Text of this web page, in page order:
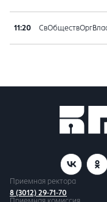
11:20
Приемная ректора
8 (3012) 29-71-70